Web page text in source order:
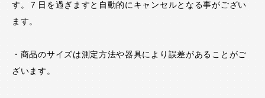
す。７日を過ぎますと自動的にキャンセルとなる事がござい
ます。
・商品のサイズは測定方法や器具により誤差があることがご
ざいます。